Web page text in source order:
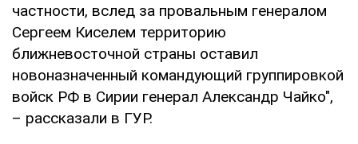
частности, вслед за провальным генералом
Сергеем Киселем территорию
ближневосточной страны оставил
новоназначенный командующий группировкой
войск РФ в Сирии генерал Александр Чайко",
– рассказали в ГУР.